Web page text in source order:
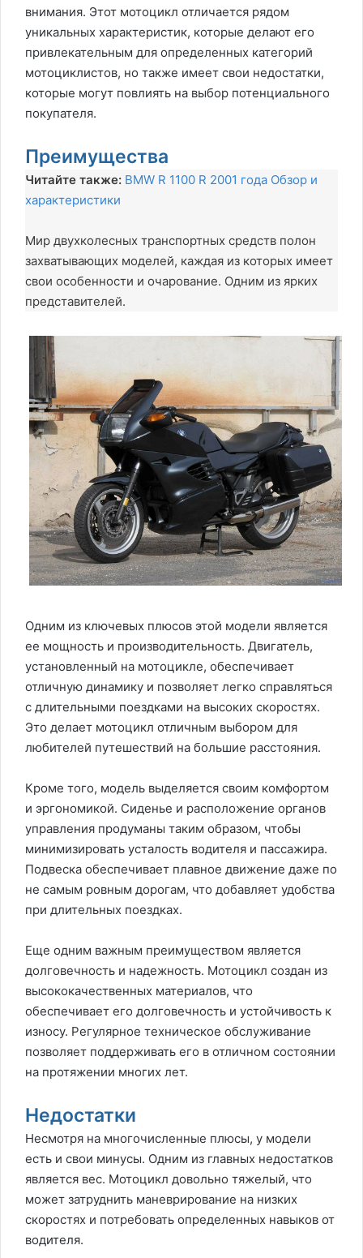
внимания. Этот мотоцикл отличается рядом
уникальных характеристик, которые делают его
привлекательным для определенных категорий
мотоциклистов, но также имеет свои недостатки,
которые могут повлиять на выбор потенциального
покупателя.
Преимущества
Читайте также: BMW R 1100 R 2001 года Обзор и
характеристики
Мир двухколесных транспортных средств полон
захватывающих моделей, каждая из которых имеет
свои особенности и очарование. Одним из ярких
представителей.
Одним из ключевых плюсов этой модели является
ее мощность и производительность. Двигатель,
установленный на мотоцикле, обеспечивает
отличную динамику и позволяет легко справляться
с длительными поездками на высоких скоростях.
Это делает мотоцикл отличным выбором для
любителей путешествий на большие расстояния.
Кроме того, модель выделяется своим комфортом
и эргономикой. Сиденье и расположение органов
управления продуманы таким образом, чтобы
минимизировать усталость водителя и пассажира.
Подвеска обеспечивает плавное движение даже по
не самым ровным дорогам, что добавляет удобства
при длительных поездках.
Еще одним важным преимуществом является
долговечность и надежность. Мотоцикл создан из
высококачественных материалов, что
обеспечивает его долговечность и устойчивость к
износу. Регулярное техническое обслуживание
позволяет поддерживать его в отличном состоянии
на протяжении многих лет.
Недостатки
Несмотря на многочисленные плюсы, у модели
есть и свои минусы. Одним из главных недостатков
является вес. Мотоцикл довольно тяжелый, что
может затруднить маневрирование на низких
скоростях и потребовать определенных навыков от
водителя.